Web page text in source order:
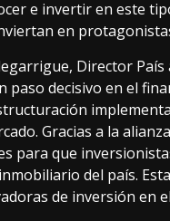
e invertir en este
en
Director
paso decisivo en el
Gracias a la
para que
del país.
de inversión en